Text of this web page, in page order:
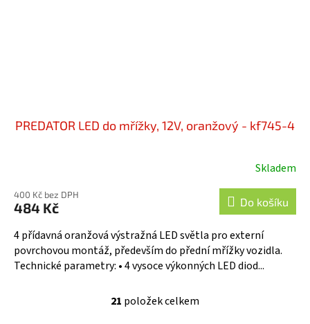
PREDATOR LED do mřížky, 12V, oranžový - kf745-4
Skladem
400 Kč bez DPH
484 Kč Do košíku
4 přídavná oranžová výstražná LED světla pro externí
povrchovou montáž, především do přední mřížky vozidla.
Technické parametry: • 4 vysoce výkonných LED diod...
O
21 položek celkem